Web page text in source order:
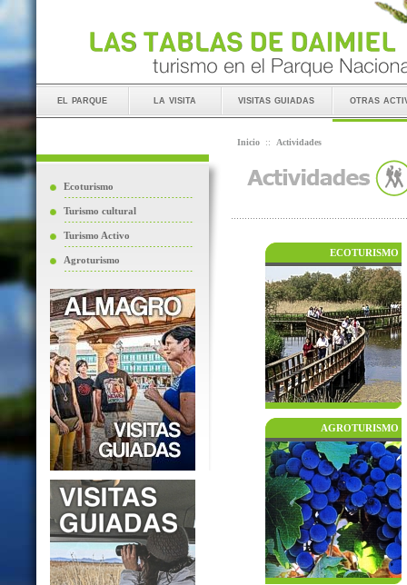
el parque la visita visitas guiadas otras
Ecoturismo
Turismo cultural
Turismo Activo
Agroturismo
Inicio :: Actividades
ECOTURISMO
AGROTURISMO